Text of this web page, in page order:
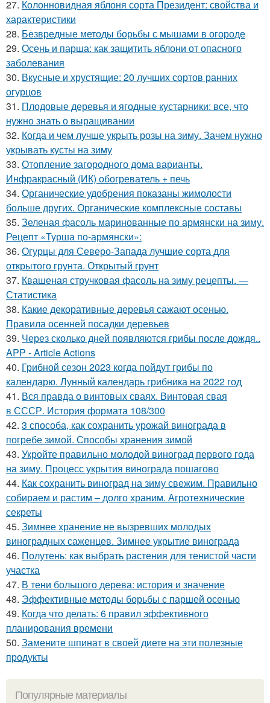
27. Колонновидная яблоня сорта Президент: свойства и
характеристики
28. Безвредные методы борьбы с мышами в огороде
29. Осень и парша: как защитить яблони от опасного
заболевания
30. Вкусные и хрустящие: 20 лучших сортов ранних
огурцов
31. Плодовые деревья и ягодные кустарники: все, что
нужно знать о выращивании
32. Когда и чем лучше укрыть розы на зиму. Зачем нужно
укрывать кусты на зиму
33. Отопление загородного дома варианты.
Инфракрасный (ИК) обогреватель + печь
34. Органические удобрения показаны жимолости
больше других. Органические комплексные составы
35. Зеленая фасоль маринованные по армянски на зиму.
Рецепт «Турша по-армянски»:
36. Огурцы для Северо-Запада лучшие сорта для
открытого грунта. Открытый грунт
37. Квашеная стручковая фасоль на зиму рецепты. —
Статистика
38. Какие декоративные деревья сажают осенью.
Правила осенней посадки деревьев
39. Через сколько дней появляются грибы после дождя..
APP - Article Actions
40. Грибной сезон 2023 когда пойдут грибы по
календарю. Лунный календарь грибника на 2022 год
41. Вся правда о винтовых сваях. Винтовая свая
в СССР. История формата 108/300
42. 3 способа, как сохранить урожай винограда в
погребе зимой. Способы хранения зимой
43. Укройте правильно молодой виноград первого года
на зиму. Процесс укрытия винограда пошагово
44. Как сохранить виноград на зиму свежим. Правильно
собираем и растим – долго храним. Агротехнические
секреты
45. Зимнее хранение не вызревших молодых
виноградных саженцев. Зимнее укрытие винограда
46. Полутень: как выбрать растения для тенистой части
участка
47. В тени большого дерева: история и значение
48. Эффективные методы борьбы с паршей осенью
49. Когда что делать: 6 правил эффективного
планирования времени
50. Замените шпинат в своей диете на эти полезные
продукты
Популярные материалы